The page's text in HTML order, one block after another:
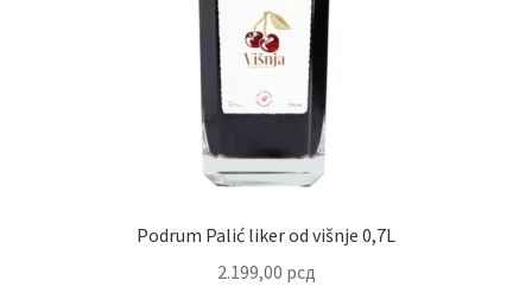
Podrum Palić liker od višnje 0,7L
2.199,00 рсд